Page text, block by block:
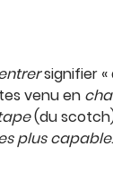
signifier «
venu en
(du
plus capable